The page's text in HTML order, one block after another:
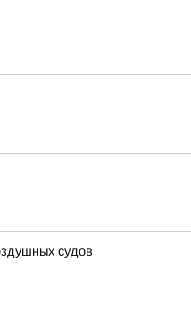
судов